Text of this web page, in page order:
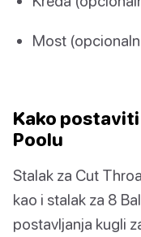
Most
Kako
Poolu
Stalak za Cut
kao i stalak za 8
postavljanja kugli